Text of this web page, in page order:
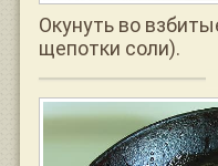
Окунуть во
щепотки соли).